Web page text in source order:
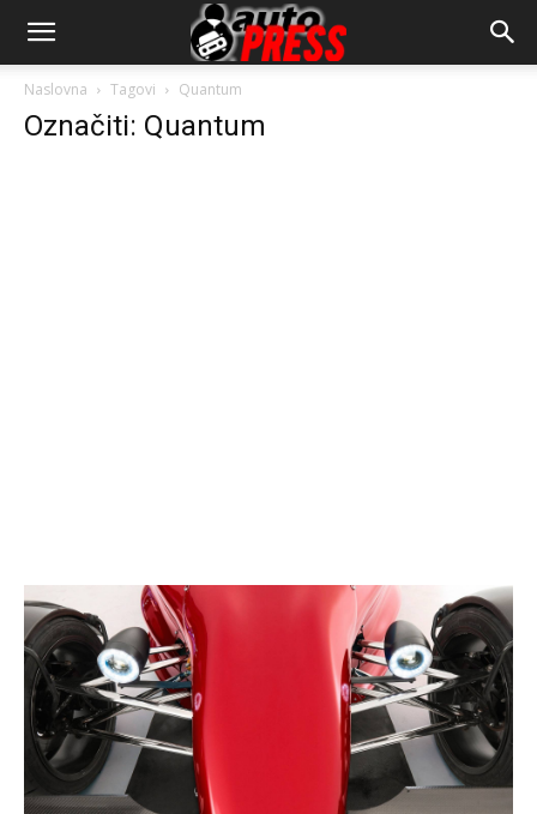
AutopressHR
Naslovna Tagovi Quantum
Označiti: Quantum